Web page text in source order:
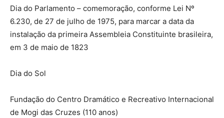
Dia do Parlamento – comemoração, conforme Lei Nº
6.230, de 27 de julho de 1975, para marcar a data da
instalação da primeira Assembleia Constituinte brasileira,
em 3 de maio de 1823
Dia do Sol
Fundação do Centro Dramático e Recreativo Internacional
de Mogi das Cruzes (110 anos)